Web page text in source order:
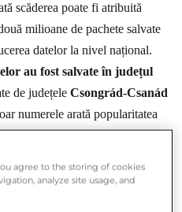
scăderea poate fi atribuită
milioane de pachete salvate
datelor la nivel național.
au fost salvate în județul
de județele Csongrád-Csanád
numerele arată popularitatea
ci și comunitatea online
cercetării efectuate în
agree to the storing of cookies
analyze site usage, and